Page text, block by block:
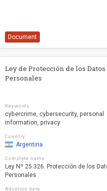
Document
Ley de Protección de los Datos
Personales
Keywords
cybercrime cybersecurity personal
information privacy
Country
Argentina
Complete name
Ley Nº 25.326. Protección de los
Personales
Adoption date